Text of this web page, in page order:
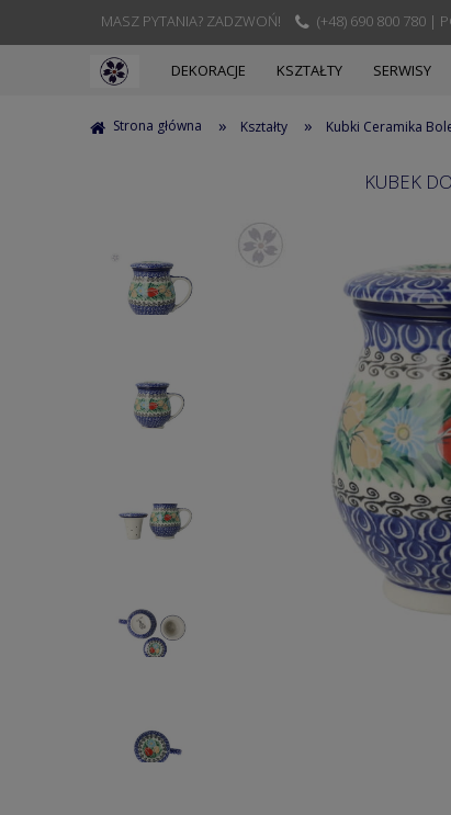
MASZ PYTANIA? ZADZWOŃ! (+48) 690 800 780 |
DEKORACJE KSZTAŁTY SERWISY
Strona główna » Kształty » Kubki Ceramika
KUBEK